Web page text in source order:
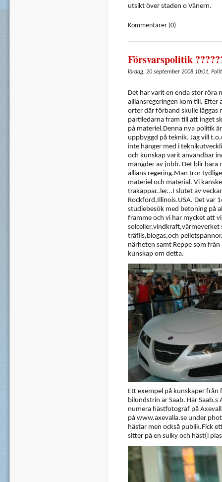
utsikt över staden o Vänern.
Kommentarer (0)
Försvarspolitik
lördag, 20 september 2008 10:01,
Det har varit en enda stor röra
alliansregeringen kom till. Efter
orter där förband skulle läggas
partiledarna fram till att inget
på materiel.Denna nya politik
uppbyggd på teknik. Jag vill
inte hänger med i
och kunskap varit användbar
mängder av jobb. Det blir bara
allians regering.Man tror
materiel och material. Vi
träkäppar..ler...I slutet av
Rockford,Illinois.USA. Det var
studiebesök med betoning på
framme och vi har mycket att
solceller,vindkraft,värmeverket
träflis,biogas,och
närheten samt Reppe som
kunskap om detta.
Ett exempel på kunskaper
bilundstrin är Saab. Här
numera hästfotograf på
på www.axevalla.se under
hästar men också publik.Fick
sitter på en sulky och häst(i